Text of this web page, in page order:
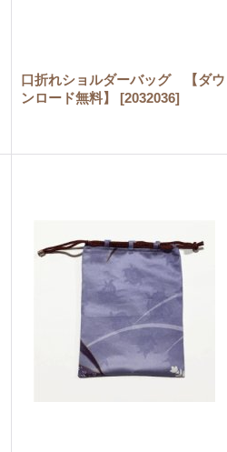
口折れショルダーバッグ 【ダウ
ンロード無料】
[2032036]